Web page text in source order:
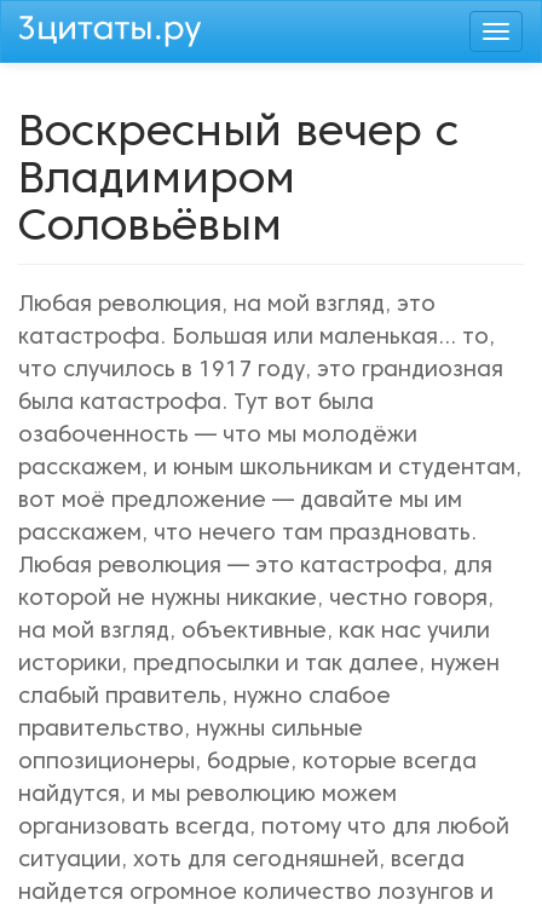
Перейти
Воскресный вечер с
Владимиром
Соловьёвым
Любая революция, на мой взгляд, это
катастрофа. Большая или маленькая... то,
что случилось в 1917 году, это грандиозная
была катастрофа. Тут вот была
озабоченность — что мы молодёжи
расскажем, и юным школьникам и студентам,
вот моё предложение — давайте мы им
расскажем, что нечего там праздновать.
Любая революция — это катастрофа, для
которой не нужны никакие, честно говоря,
на мой взгляд, объективные, как нас учили
историки, предпосылки и так далее, нужен
слабый правитель, нужно слабое
правительство, нужны сильные
оппозиционеры, бодрые, которые всегда
найдутся, и мы революцию можем
организовать всегда, потому что для любой
ситуации, хоть для сегодняшней, всегда
найдется огромное количество лозунгов и